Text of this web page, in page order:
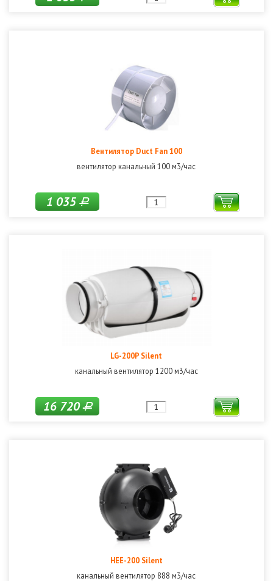
Вентилятор Duct Fan 100
вентилятор канальный 100 м3/час
1 035Р
LG-200P Silent
канальный вентилятор 1200 м3/час
16 720Р
HEE-200 Silent
канальный вентилятор 888 м3/час